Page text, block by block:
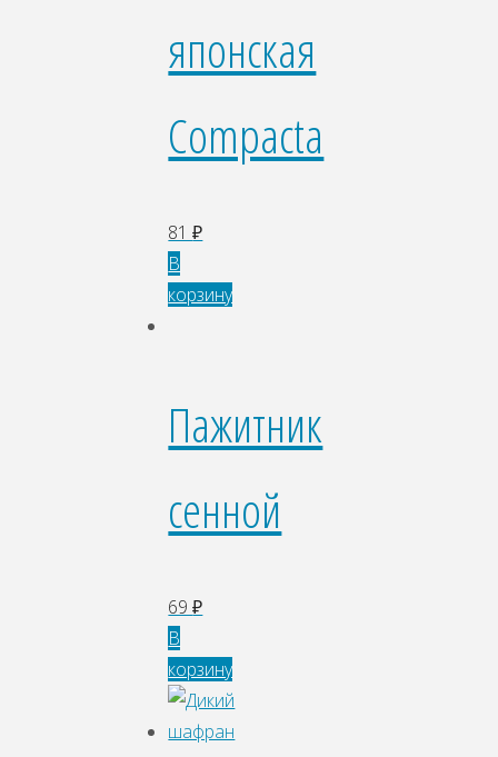
японская
Compacta
81₽
В
корзину
Пажитник
сенной
69₽
В
корзину